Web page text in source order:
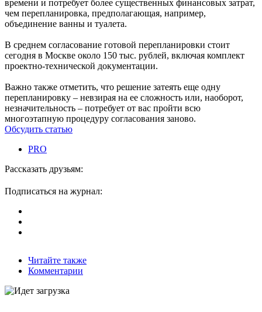
времени и потребует более существенных финансовых затрат,
чем перепланировка, предполагающая, например,
объединение ванны и туалета.
В среднем согласование готовой перепланировки стоит
сегодня в Москве около 150 тыс. рублей, включая комплект
проектно-технической документации.
Важно также отметить, что решение затеять еще одну
перепланировку – невзирая на ее сложность или, наоборот,
незначительность – потребует от вас пройти всю
многоэтапную процедуру согласования заново.
Обсудить статью
PRO
Рассказать друзьям:
Подписаться на журнал:
Читайте также
Комментарии